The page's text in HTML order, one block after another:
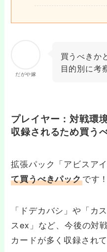
だがや嫁
買うべきか
目的別に考
プレイヤー：対戦環
収録されるため買う
拡張パック「アビスアイ
て買うべきパックです！
「ドデカバシ」や「カ
スex」など、今後の対
カードが多く収録されて